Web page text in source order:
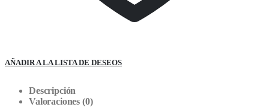
AÑADIR A LA LISTA DE DESEOS
Descripción
Valoraciones (0)